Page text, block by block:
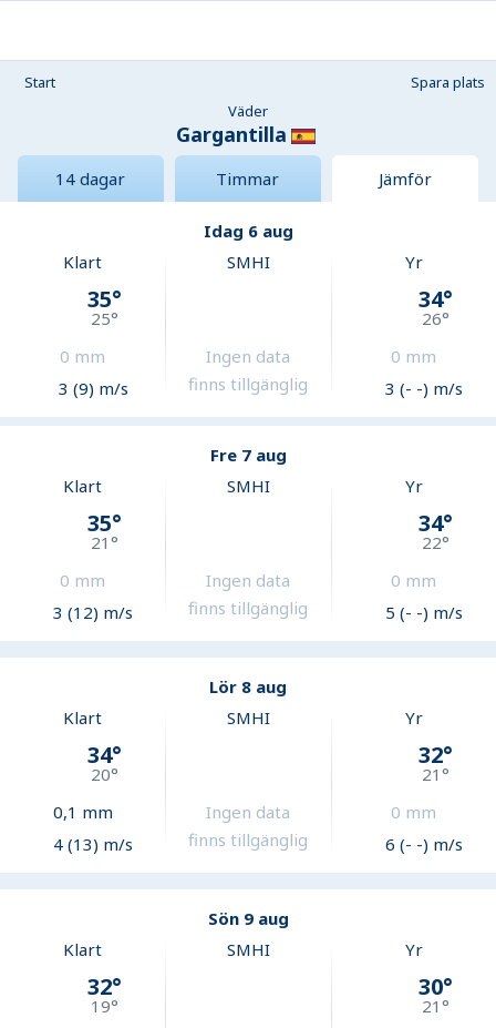
Start
Spara plats
Väder
Gargantilla
14 dagar Timmar Jämför
Idag 6 aug
Klart
35°
25°
0 mm
3 (9) m/s
SMHI
Ingen data
finns tillgänglig
Yr
34°
26°
0 mm
3 (- -) m/s
Fre 7 aug
Klart
35°
21°
0 mm
3 (12) m/s
SMHI
Ingen data
finns tillgänglig
Yr
34°
22°
0 mm
5 (- -) m/s
Lör 8 aug
Klart
34°
20°
0,1 mm
4 (13) m/s
SMHI
Ingen data
finns tillgänglig
Yr
32°
21°
0 mm
6 (- -) m/s
Sön 9 aug
Klart
32°
19°
SMHI Yr
30°
21°